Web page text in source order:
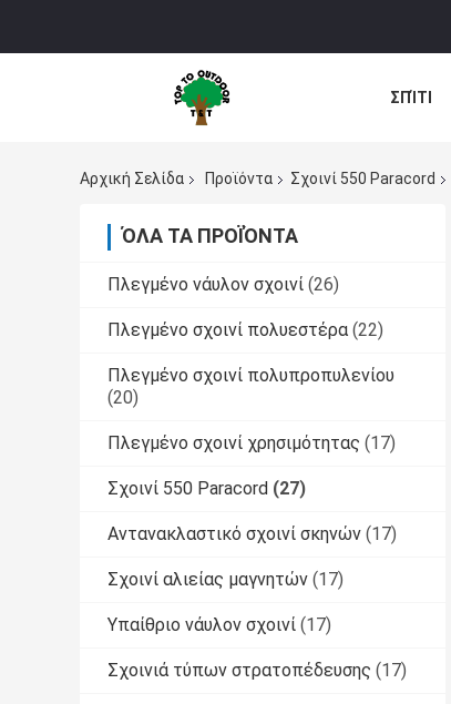
ΣΠΊΤΙ
Αρχική Σελίδα Προϊόντα Σχοινί 550 Paracord
ΌΛΑ ΤΑ ΠΡΟΪΌΝΤΑ
Πλεγμένο νάυλον σχοινί (26)
Πλεγμένο σχοινί πολυεστέρα (22)
Πλεγμένο σχοινί πολυπροπυλενίου
(20)
Πλεγμένο σχοινί χρησιμότητας (17)
Σχοινί 550 Paracord (27)
Αντανακλαστικό σχοινί σκηνών (17)
Σχοινί αλιείας μαγνητών (17)
Υπαίθριο νάυλον σχοινί (17)
Σχοινιά τύπων στρατοπέδευσης (17)